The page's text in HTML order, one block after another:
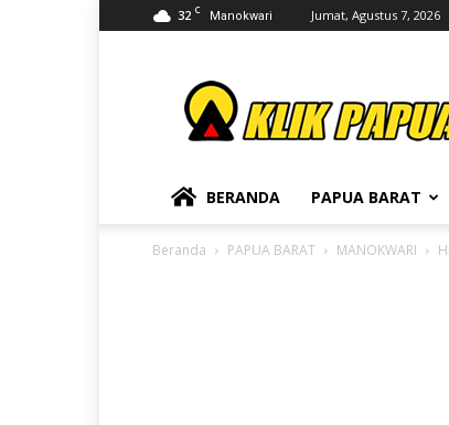
32 C Manokwari Jumat, Agustus 7, 2026
BERANDA PAPUA BARAT
Beranda PAPUA BARAT MANOKWARI